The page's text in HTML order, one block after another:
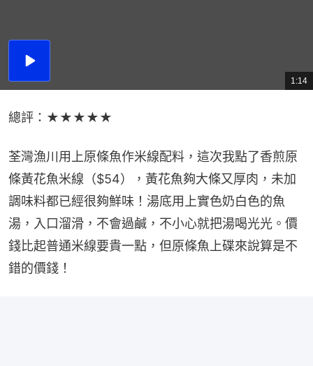
播
總
共
1:14
總評：★★★★★
荃灣漁川用上原條魚作米線配料，這次我點了香煎原
條黃花魚米線（$54），黃花魚夠大條又厚肉，未加
調味料都已經很夠鮮味！湯底用上實色奶白色的魚
湯，入口溜滑，不會過鹹，不小心就把湯喝光光。價
錢比起普通米線要貴一點，但原條魚上碟來說算是不
錯的價錢！